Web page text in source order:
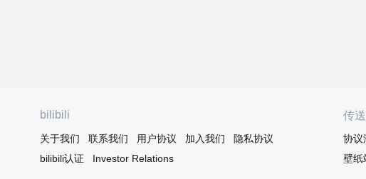
bilibili
关于我们 联系我们 用户协议 加入我们
隐私协议
bilibili认证
Investor Relations
传
协议
壁纸